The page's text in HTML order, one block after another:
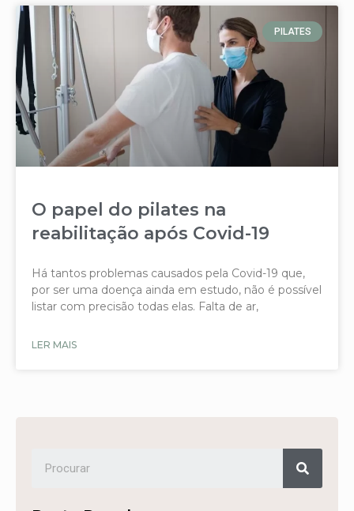
PILATES
O papel do pilates na
reabilitação após Covid-19
Há tantos problemas causados pela Covid-19 que,
por ser uma doença ainda em estudo, não é possível
listar com precisão todas elas. Falta de ar,
LER MAIS